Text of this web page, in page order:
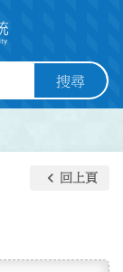
搜尋
keyboard_arrow_left 回上頁